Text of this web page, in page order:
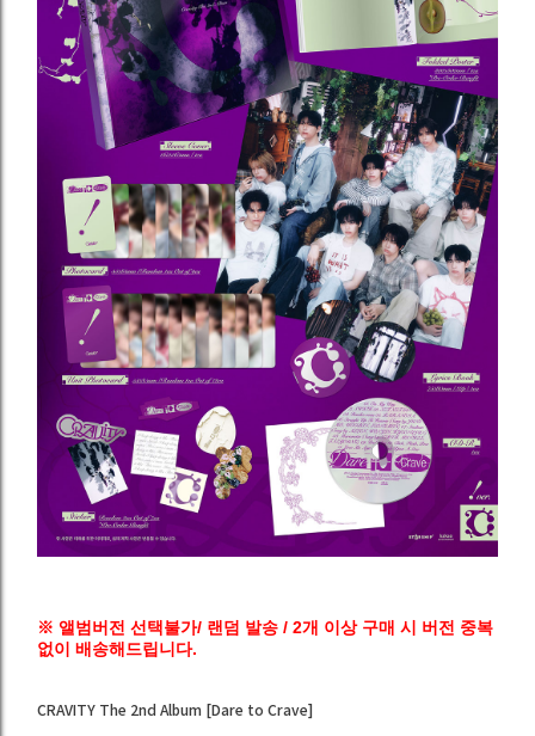
※ 앨범버전 선택불가/ 랜덤 발송 / 2개 이상 구매 시 버전 중복
없이 배송해드립니다.
CRAVITY The 2nd Album [Dare to Crave]